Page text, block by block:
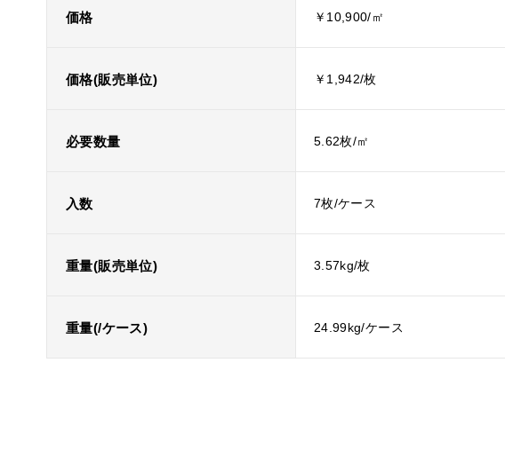
価格 ￥10,900/㎡
価格(販売単位) ￥1,942/枚
必要数量 5.62枚/㎡
入数 7枚/ケース
重量(販売単位) 3.57kg/枚
重量(/ケース) 24.99kg/ケース